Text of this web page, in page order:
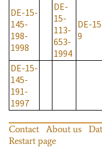
DE-15-
145-
198-
1998
DE-
15-
113-
653-
1994
DE-
9
DE-15-
145-
191-
1997
Contact About us
Restart page